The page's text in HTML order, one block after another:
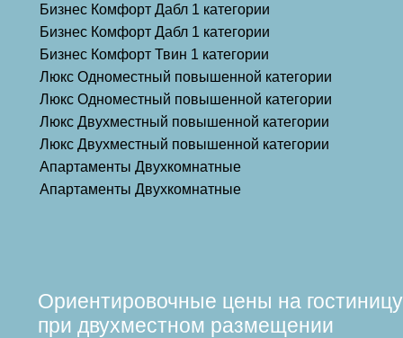
Бизнес Комфорт Дабл 1 категории
Бизнес Комфорт Дабл 1 категории
Бизнес Комфорт Твин 1 категории
Люкс Одноместный повышенной категории
Люкс Одноместный повышенной категории
Люкс Двухместный повышенной категории
Люкс Двухместный повышенной категории
Апартаменты Двухкомнатные
Апартаменты Двухкомнатные
Ориентировочные цены на гостиницу
при двухместном размещении